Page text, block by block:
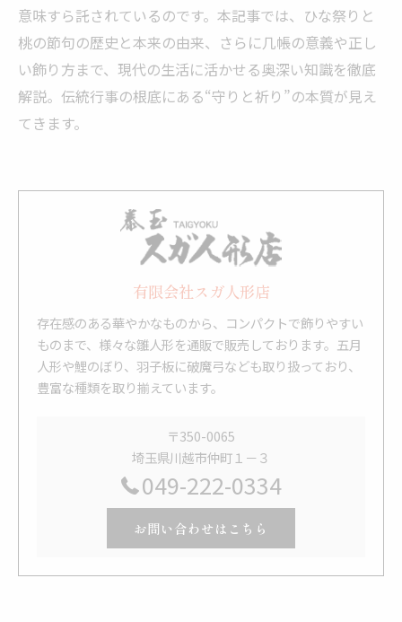
意味すら託されているのです。本記事では、ひな祭りと
桃の節句の歴史と本来の由来、さらに几帳の意義や正し
い飾り方まで、現代の生活に活かせる奥深い知識を徹底
解説。伝統行事の根底にある“守りと祈り”の本質が見え
てきます。
有限会社スガ人形店
存在感のある華やかなものから、コンパクトで飾りやすい
ものまで、様々な雛人形を通販で販売しております。五月
人形や鯉のぼり、羽子板に破魔弓なども取り扱っており、
豊富な種類を取り揃えています。
〒350-0065
埼玉県川越市仲町１－３
049-222-0334
お問い合わせはこちら